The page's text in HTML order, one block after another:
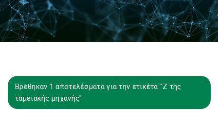
Βρέθηκαν 1 αποτελέσματα για την ετικέτα "Ζ της
ταμειακής μηχανής"